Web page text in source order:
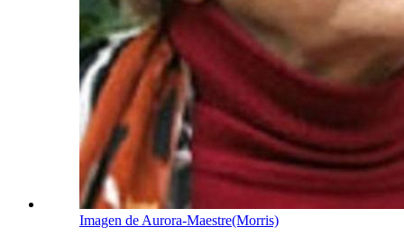
Imagen de Aurora-Maestre(Morris)